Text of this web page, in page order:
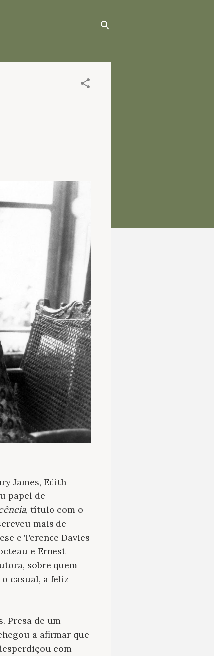
James, Edith
papel de
, título com o
mais de
e Terence Davies
e Ernest
sobre quem
o casual, a feliz
Presa de um
a afirmar que
com